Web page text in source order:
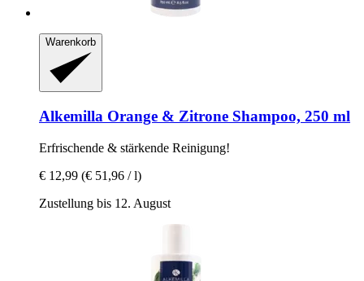
Warenkorb
Alkemilla Orange & Zitrone Shampoo, 250 ml
Erfrischende & stärkende Reinigung!
€ 12,99 (€ 51,96 / l)
Zustellung bis 12. August